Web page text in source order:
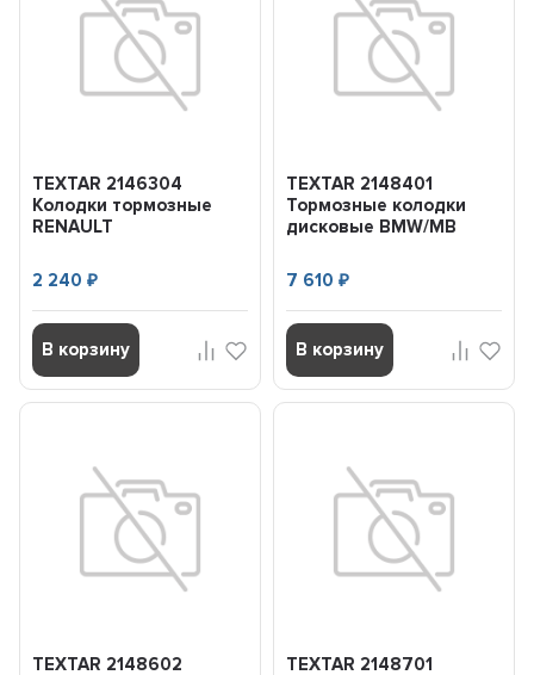
TEXTAR 2146304
Колодки тормозные
RENAULT
перед.
2 240₽
В корзину
TEXTAR 2148401
Тормозные колодки
дисковые BMW/MB
7 610 ₽
В корзину
TEXTAR 2148602
TEXTAR 2148701